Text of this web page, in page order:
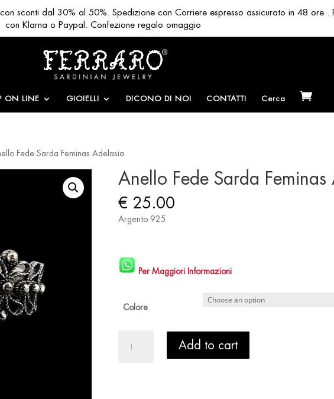
ON LINE GIOIELLI DICONO DI NOI CONTATTI Cerca
Fede Sarda Feminas Adelasia
Anello Fede Sarda Feminas
€25.00
Argento 925
Per Maggiori Informazioni
Colore
Fede
Add to cart
sconti dal 30% al 50%. Spedizione con Corriere espresso assicurato in 48 ore .
con Klarna o Paypal. Confezione regalo omaggio